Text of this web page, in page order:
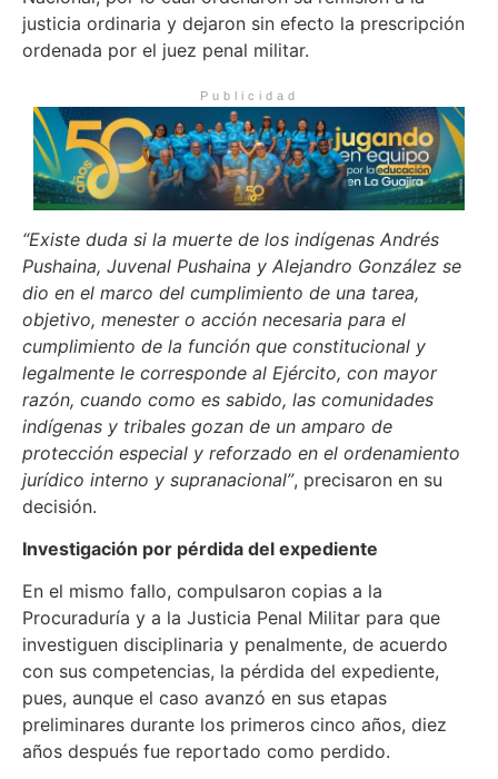
justicia ordinaria y dejaron sin efecto la prescripción
ordenada por el juez penal militar.
Publicidad
“Existe duda si la muerte de los indígenas Andrés
Pushaina, Juvenal Pushaina y Alejandro González se
dio en el marco del cumplimiento de una tarea,
objetivo, menester o acción necesaria para el
cumplimiento de la función que constitucional y
legalmente le corresponde al Ejército, con mayor
razón, cuando como es sabido, las comunidades
indígenas y tribales gozan de un amparo de
protección especial y reforzado en el ordenamiento
jurídico interno y supranacional”, precisaron en su
decisión.
Investigación por pérdida del expediente
En el mismo fallo, compulsaron copias a la
Procuraduría y a la Justicia Penal Militar para que
investiguen disciplinaria y penalmente, de acuerdo
con sus competencias, la pérdida del expediente,
pues, aunque el caso avanzó en sus etapas
preliminares durante los primeros cinco años, diez
años después fue reportado como perdido.